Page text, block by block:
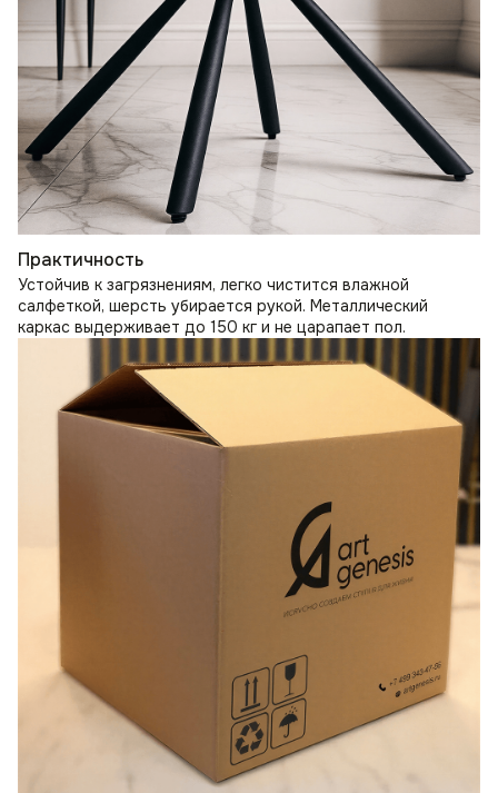
Практичность
Устойчив к загрязнениям, легко чистится влажной
салфеткой, шерсть убирается рукой. Металлический
каркас выдерживает до 150 кг и не царапает пол.